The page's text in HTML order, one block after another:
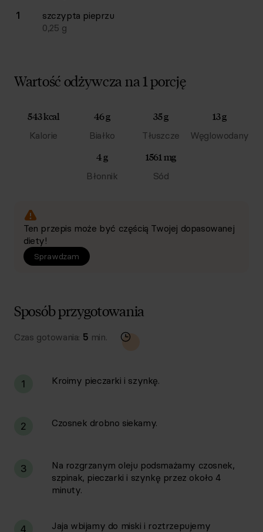
1
szczypta pieprzu
0,25 g
Wartość odżywcza na 1 porcję
543 kcal
Kalorie
46 g
Białko
35 g
Tłuszcze
13 g
Węglowodany
4 g
Błonnik
1561 mg
Sód
Ten przepis może być częścią Twojej dopasowanej
diety!
Sprawdzam
Sposób przygotowania
Czas gotowania: 5 min.
1 Kroimy pieczarki i szynkę.
2 Czosnek drobno siekamy.
3
Na rozgrzanym oleju podsmażamy czosnek,
szpinak, pieczarki i szynkę przez około 4
minuty.
4
Jaja wbijamy do miski i roztrzepujemy